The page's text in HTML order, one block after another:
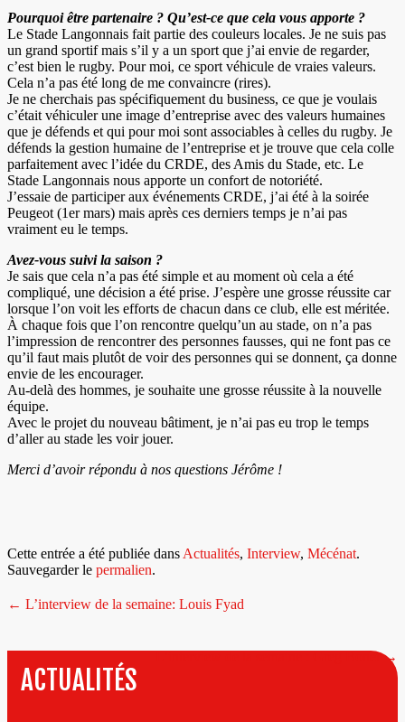
Pourquoi être partenaire ? Qu’est-ce que cela vous apporte ?
Le Stade Langonnais fait partie des couleurs locales. Je ne suis pas
un grand sportif mais s’il y a un sport que j’ai envie de regarder,
c’est bien le rugby. Pour moi, ce sport véhicule de vraies valeurs.
Cela n’a pas été long de me convaincre (rires).
Je ne cherchais pas spécifiquement du business, ce que je voulais
c’était véhiculer une image d’entreprise avec des valeurs humaines
que je défends et qui pour moi sont associables à celles du rugby. Je
défends la gestion humaine de l’entreprise et je trouve que cela colle
parfaitement avec l’idée du CRDE, des Amis du Stade, etc. Le
Stade Langonnais nous apporte un confort de notoriété.
J’essaie de participer aux événements CRDE, j’ai été à la soirée
Peugeot (1er mars) mais après ces derniers temps je n’ai pas
vraiment eu le temps.
Avez-vous suivi la saison ?
Je sais que cela n’a pas été simple et au moment où cela a été
compliqué, une décision a été prise. J’espère une grosse réussite car
lorsque l’on voit les efforts de chacun dans ce club, elle est méritée.
À chaque fois que l’on rencontre quelqu’un au stade, on n’a pas
l’impression de rencontrer des personnes fausses, qui ne font pas ce
qu’il faut mais plutôt de voir des personnes qui se donnent, ça donne
envie de les encourager.
Au-delà des hommes, je souhaite une grosse réussite à la nouvelle
équipe.
Avec le projet du nouveau bâtiment, je n’ai pas eu trop le temps
d’aller au stade les voir jouer.
Merci d’avoir répondu à nos questions Jérôme !
Cette entrée a été publiée dans Actualités, Interview, Mécénat.
Sauvegarder le permalien.
Navigation
l’article
← L’interview de la semaine: Louis Fyad
L’interview de la semaine : Greg Bonet→
ACTUALITÉS